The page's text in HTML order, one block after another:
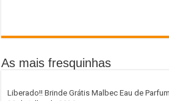
As mais fresquinhas
Liberado!! Brinde Grátis Malbec Eau de